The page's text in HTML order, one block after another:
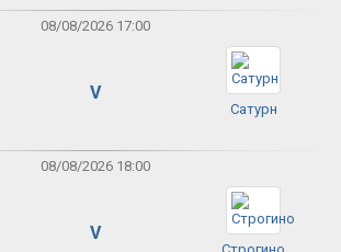
08/08/2026 17:00
V
Сатурн
08/08/2026 18:00
V